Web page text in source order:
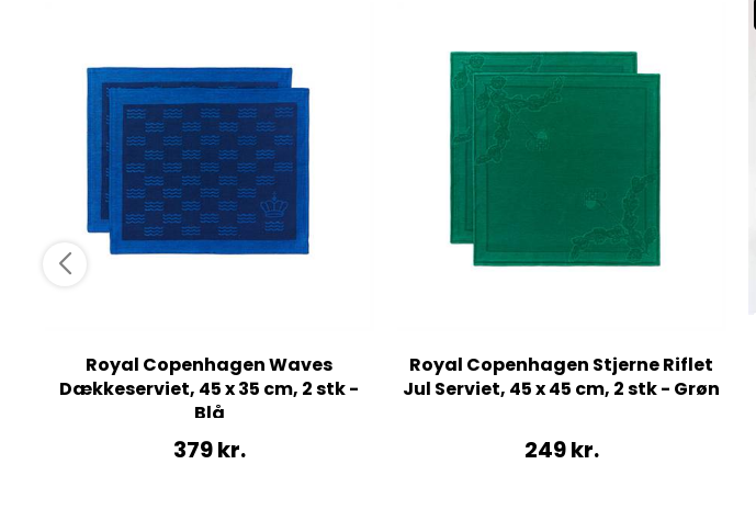
Royal Copenhagen Waves
Dækkeserviet, 45 x 35 cm, 2 stk -
Blå
379kr.
Royal Copenhagen Stjerne Riflet
Jul Serviet, 45 x 45 cm, 2 stk - Grøn
249kr.